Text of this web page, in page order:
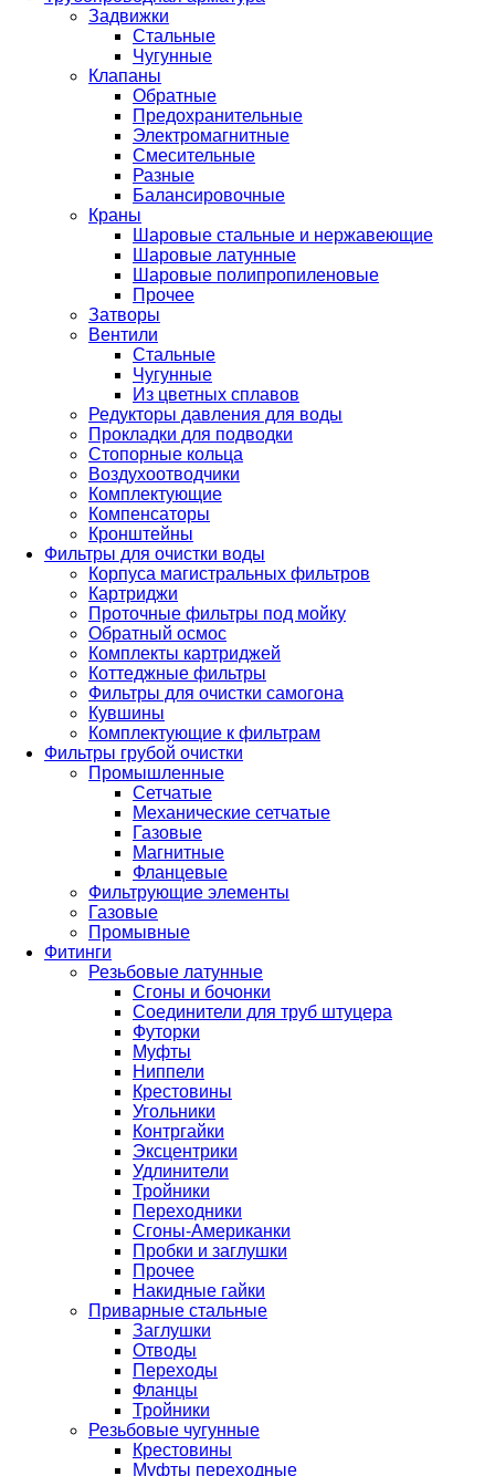
Задвижки
Стальные
Чугунные
Клапаны
Обратные
Предохранительные
Электромагнитные
Смесительные
Разные
Балансировочные
Краны
Шаровые стальные и нержавеющие
Шаровые латунные
Шаровые полипропиленовые
Прочее
Затворы
Вентили
Стальные
Чугунные
Из цветных сплавов
Редукторы давления для воды
Прокладки для подводки
Стопорные кольца
Воздухоотводчики
Комплектующие
Компенсаторы
Кронштейны
Фильтры для очистки воды
Корпуса магистральных фильтров
Картриджи
Проточные фильтры под мойку
Обратный осмос
Комплекты картриджей
Коттеджные фильтры
Фильтры для очистки самогона
Кувшины
Комплектующие к фильтрам
Фильтры грубой очистки
Промышленные
Сетчатые
Механические сетчатые
Газовые
Магнитные
Фланцевые
Фильтрующие элементы
Газовые
Промывные
Фитинги
Резьбовые латунные
Сгоны и бочонки
Соединители для труб штуцера
Футорки
Муфты
Ниппели
Крестовины
Угольники
Контргайки
Эксцентрики
Удлинители
Тройники
Переходники
Сгоны-Американки
Пробки и заглушки
Прочее
Накидные гайки
Приварные стальные
Заглушки
Отводы
Переходы
Фланцы
Тройники
Резьбовые чугунные
Крестовины
Муфты переходные